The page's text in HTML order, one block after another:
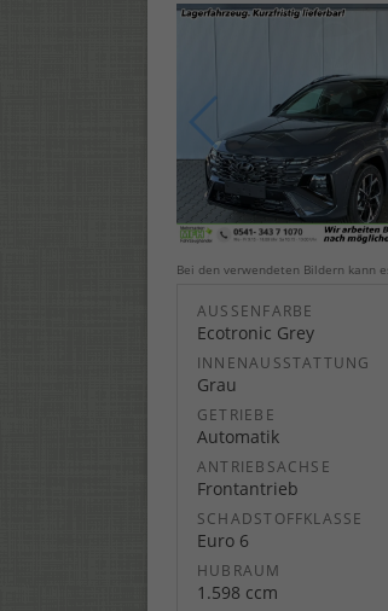
Bei den verwendeten Bildern kann
AUSSENFARBE
Ecotronic Grey
INNENAUSSTATTUNG
Grau
GETRIEBE
Automatik
ANTRIEBSACHSE
Frontantrieb
SCHADSTOFFKLASSE
Euro 6
HUBRAUM
1.598 ccm